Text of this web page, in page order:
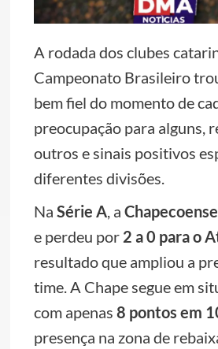
A rodada dos clubes
Campeonato Brasileiro
bem fiel do momento de
preocupação para alguns,
outros e sinais positivos
diferentes divisões.
Na Série A, a Chapecoense
e perdeu por 2 a 0 para o
resultado que ampliou a
time. A Chape segue em
com apenas 8 pontos em
presença na zona de